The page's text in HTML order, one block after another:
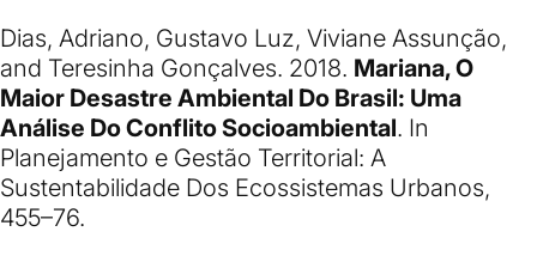
Dias, Adriano, Gustavo Luz, Viviane Assunção,
and Teresinha Gonçalves. 2018. Mariana, O
Maior Desastre Ambiental Do Brasil: Uma
Análise Do Conflito Socioambiental. In
Planejamento e Gestão Territorial: A
Sustentabilidade Dos Ecossistemas Urbanos,
455–76.